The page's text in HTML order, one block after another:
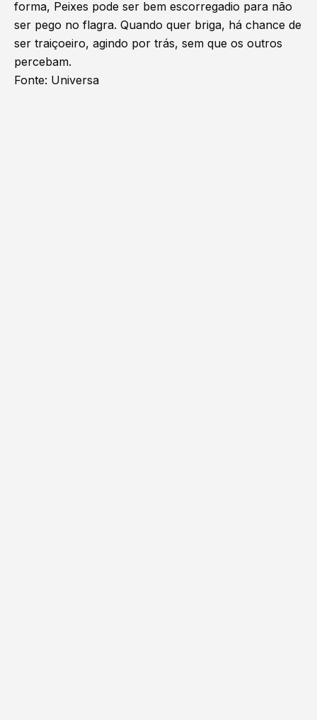
forma, Peixes pode ser bem escorregadio para não
ser pego no flagra. Quando quer briga, há chance de
ser traiçoeiro, agindo por trás, sem que os outros
percebam.
Fonte: Universa